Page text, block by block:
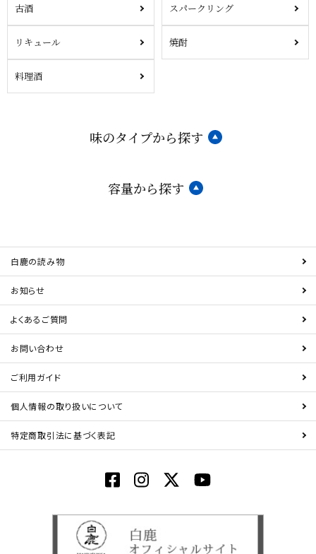
古酒 スパークリング
リキュール 焼酎
料理酒
味のタイプから探す
容量から探す
白鹿の読み物
お知らせ
よくあるご質問
お問い合わせ
ご利用ガイド
個人情報の取り扱いについて
特定商取引法に基づく表記